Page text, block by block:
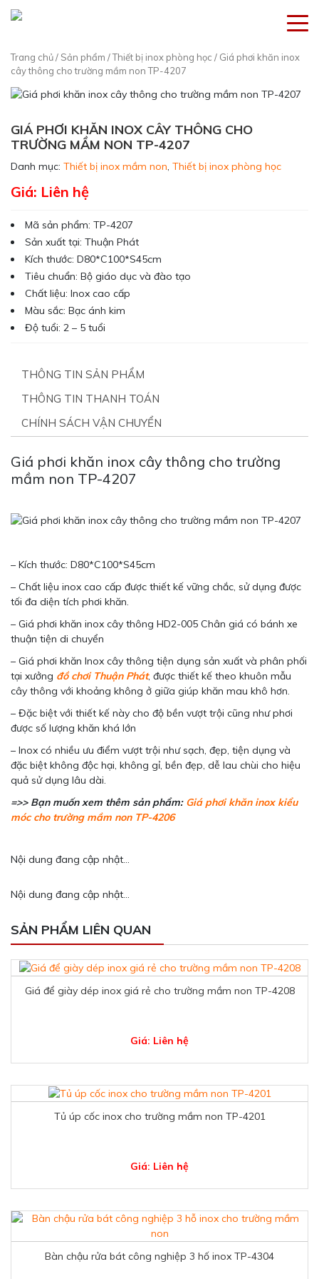
Trang chủ/ Sản phẩm /Thiết bị inox phòng học / Giá phơi khăn inox
cây thông cho trường mầm non TP-4207
GIÁ PHƠI KHĂN INOX CÂY THÔNG CHO
TRƯỜNG MẦM NON TP-4207
Danh mục: Thiết bị inox mầm non, Thiết bị inox phòng học
Giá: Liên hệ
Mã sản phẩm: TP-4207
Sản xuất tại: Thuận Phát
Kích thước: D80*C100*S45cm
Tiêu chuẩn: Bộ giáo dục và đào tạo
Chất liệu: Inox cao cấp
Màu sắc: Bạc ánh kim
Độ tuổi: 2 – 5 tuổi
THÔNG TIN SẢN PHẨM
THÔNG TIN THANH TOÁN
CHÍNH SÁCH VẬN CHUYỂN
Giá phơi khăn inox cây thông cho trường
mầm non TP-4207
– Kích thước: D80*C100*S45cm
– Chất liệu inox cao cấp được thiết kế vững chắc, sử dụng được
tối đa diện tích phơi khăn.
– Giá phơi khăn inox cây thông HD2-005 Chân giá có bánh xe
thuận tiện di chuyển
– Giá phơi khăn Inox cây thông tiện dụng sản xuất và phân phối
tại xưởng đồ chơi Thuận Phát, được thiết kế theo khuôn mẫu
cây thông với khoảng không ở giữa giúp khăn mau khô hơn.
– Đặc biệt với thiết kế này cho độ bền vượt trội cũng như phơi
được số lượng khăn khá lớn
– Inox có nhiều ưu điểm vượt trội như sạch, đẹp, tiện dụng và
đặc biệt không độc hại, không gỉ, bền đẹp, dễ lau chùi cho hiệu
quả sử dụng lâu dài.
=>> Bạn muốn xem thêm sản phẩm: Giá phơi khăn inox kiểu
móc cho trường mầm non TP-4206
Nội dung đang cập nhật...
Nội dung đang cập nhật...
SẢN PHẨM LIÊN QUAN
Giá để giày dép inox giá rẻ cho trường mầm non TP-4208
Giá: Liên hệ
Tủ úp cốc inox cho trường mầm non TP-4201
Giá: Liên hệ
Bàn chậu rửa bát công nghiệp 3 hố inox TP-4304